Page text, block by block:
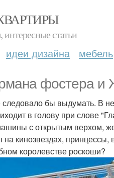
статьи
идеи дизайна мебель
фостера и
бы выдумать. В
в голову при слове
с открытым верхом,
кинозвездах,
королевстве роскоши?